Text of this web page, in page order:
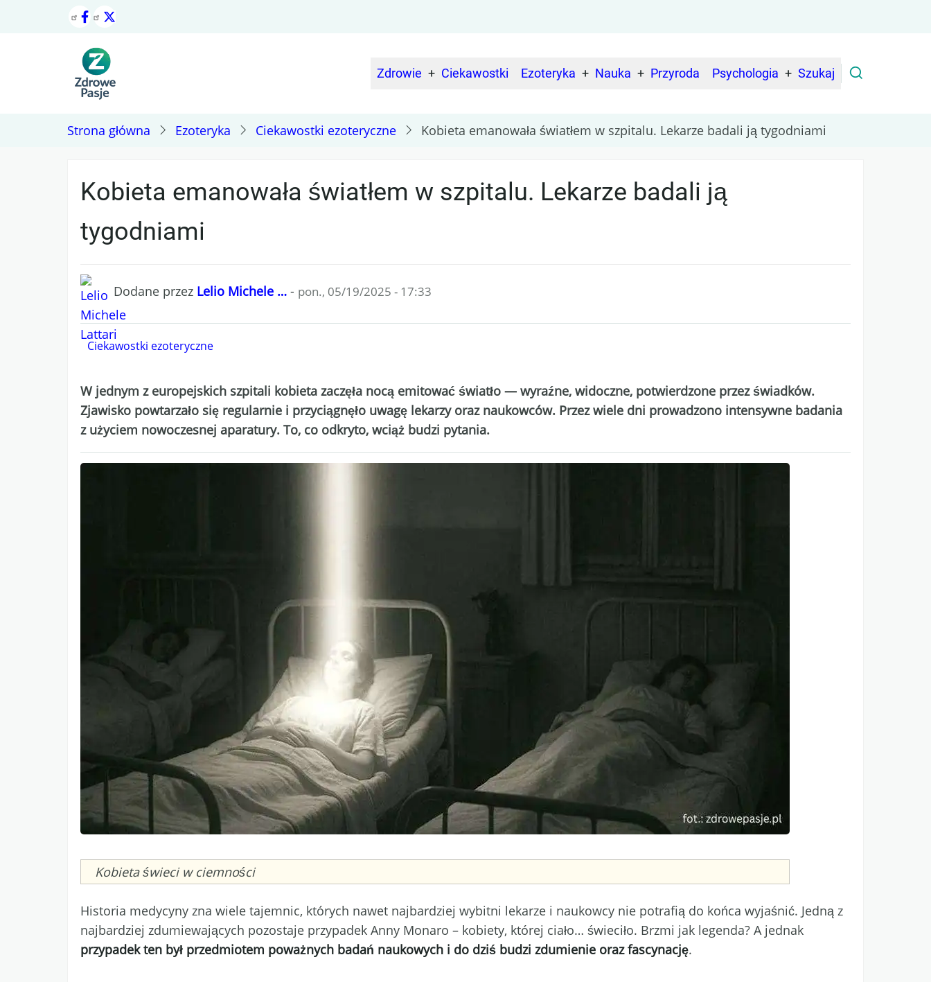
navigation
Zdrowie Ciekawostki Ezoteryka Nauka Przyroda Psychologia Szukaj
Strona główna Ezoteryka Ciekawostki ezoteryczne Kobieta emanowała światłem w szpitalu. Lekarze badali ją tygodniami
Kobieta emanowała światłem w szpitalu. Lekarze badali ją
tygodniami
Dodane przez Lelio Michele … - pon., 05/19/2025 - 17:33
Ciekawostki ezoteryczne
W jednym z europejskich szpitali kobieta zaczęła nocą emitować światło — wyraźne, widoczne, potwierdzone przez świadków.
Zjawisko powtarzało się regularnie i przyciągnęło uwagę lekarzy oraz naukowców. Przez wiele dni prowadzono intensywne badania
z użyciem nowoczesnej aparatury. To, co odkryto, wciąż budzi pytania.
Caption
Kobieta świeci w ciemności
Historia medycyny zna wiele tajemnic, których nawet najbardziej wybitni lekarze i naukowcy nie potrafią do końca wyjaśnić. Jedną z
najbardziej zdumiewających pozostaje przypadek Anny Monaro – kobiety, której ciało… świeciło. Brzmi jak legenda? A jednak
przypadek ten był przedmiotem poważnych badań naukowych i do dziś budzi zdumienie oraz fascynację.